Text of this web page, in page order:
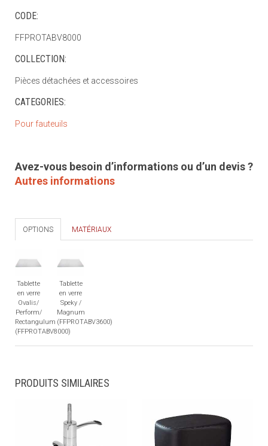
CODE:
FFPROTABV8000
COLLECTION:
Pièces détachées et accessoires
CATEGORIES:
Pour fauteuils
Avez-vous besoin d’informations ou d’un devis ?
Autres informations
OPTIONS MATÉRIAUX
Tablette
en verre
Ovalis/
Perform/
Rectangulum
(FFPROTABV8000)
Tablette
en verre
Speky /
Magnum
(FFPROTABV3600)
PRODUITS SIMILAIRES